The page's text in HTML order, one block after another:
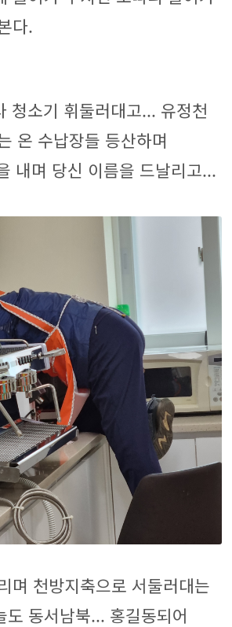
다.
청소기 휘둘러대고... 유정천
온 수납장들 등산하며
내며 당신 이름을 드날리고...
며 천방지축으로 서둘러대는
도 동서남북... 홍길동되어